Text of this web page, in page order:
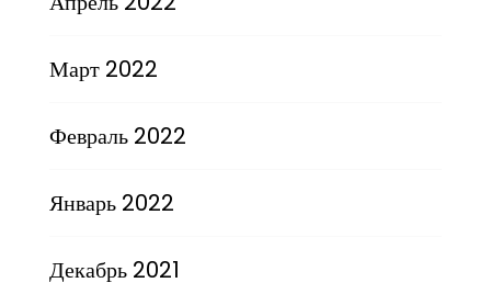
Март 2022
Февраль 2022
Январь 2022
Декабрь 2021